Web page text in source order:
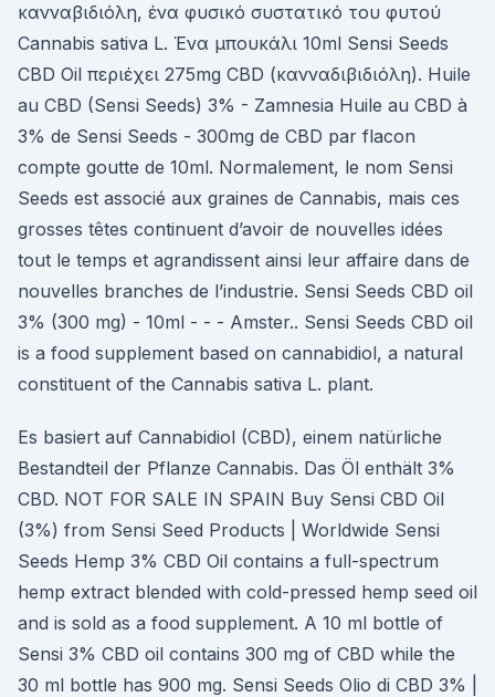
κανναβιδιόλη, ένα φυσικό συστατικό του φυτού
Cannabis sativa L. Ένα μπουκάλι 10ml Sensi Seeds
CBD Oil περιέχει 275mg CBD (κανναδιβιδιόλη). Huile
au CBD (Sensi Seeds) 3% - Zamnesia Huile au CBD à
3% de Sensi Seeds - 300mg de CBD par flacon
compte goutte de 10ml. Normalement, le nom Sensi
Seeds est associé aux graines de Cannabis, mais ces
grosses têtes continuent d’avoir de nouvelles idées
tout le temps et agrandissent ainsi leur affaire dans de
nouvelles branches de l’industrie. Sensi Seeds CBD oil
3% (300 mg) - 10ml - - - Amster.. Sensi Seeds CBD oil
is a food supplement based on cannabidiol, a natural
constituent of the Cannabis sativa L. plant.
Es basiert auf Cannabidiol (CBD), einem natürliche
Bestandteil der Pflanze Cannabis. Das Öl enthält 3%
CBD. NOT FOR SALE IN SPAIN Buy Sensi CBD Oil
(3%) from Sensi Seed Products | Worldwide Sensi
Seeds Hemp 3% CBD Oil contains a full-spectrum
hemp extract blended with cold-pressed hemp seed oil
and is sold as a food supplement. A 10 ml bottle of
Sensi 3% CBD oil contains 300 mg of CBD while the
30 ml bottle has 900 mg. Sensi Seeds Olio di CBD 3% |